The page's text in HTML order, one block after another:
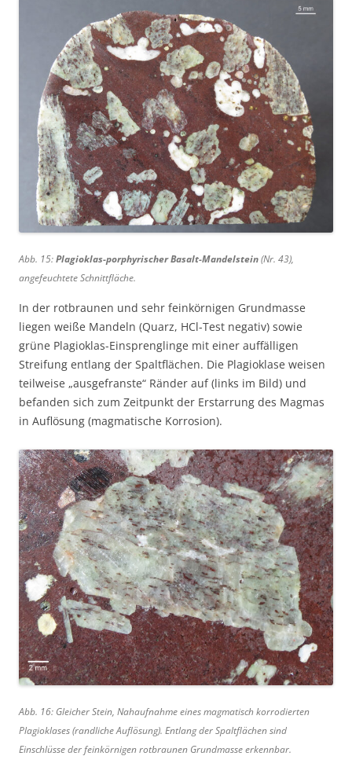
Abb. 15:Plagioklas-porphyrischer Basalt-Mandelstein(Nr. 43),
angefeuchtete Schnittfläche.
In der rotbraunen und sehr feinkörnigen Grundmasse
liegen weiße Mandeln (Quarz, HCl-Test negativ) sowie
grüne Plagioklas-Einsprenglinge mit einer auffälligen
Streifung entlang der Spaltflächen. Die Plagioklase weisen
teilweise „ausgefranste“ Ränder auf (links im Bild) und
befanden sich zum Zeitpunkt der Erstarrung des Magmas
in Auflösung (magmatische Korrosion).
Abb. 16: Gleicher Stein, Nahaufnahme eines magmatisch korrodierten
Plagioklases (randliche Auflösung). Entlang der Spaltflächen sind
Einschlüsse der feinkörnigen rotbraunen Grundmasse erkennbar.